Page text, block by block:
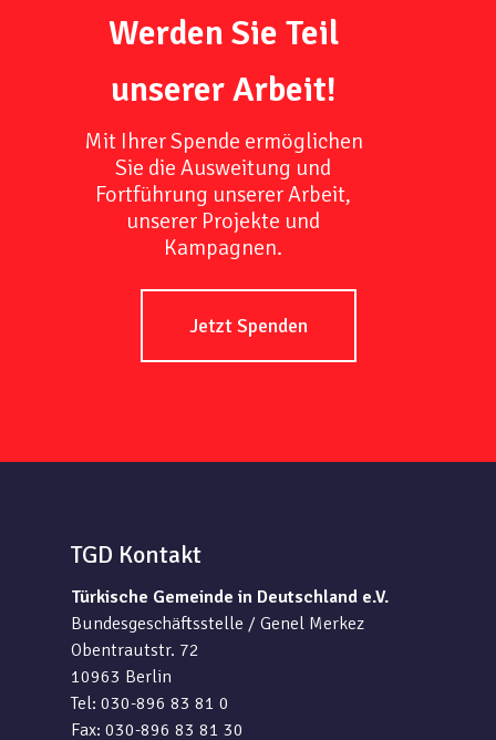
Werden Sie Teil
unserer Arbeit!
Mit Ihrer Spende ermöglichen
Sie die Ausweitung und
Fortführung unserer Arbeit,
unserer Projekte und
Kampagnen.
Jetzt Spenden
TGD Kontakt
Türkische Gemeinde in Deutschland e.V.
Bundesgeschäftsstelle / Genel Merkez
Obentrautstr. 72
10963 Berlin
Tel: 030-896 83 81 0
Fax: 030-896 83 81 30